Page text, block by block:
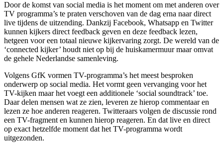
Door de komst van social media is het moment om met anderen over
TV programma’s te praten verschoven van de dag erna naar direct
live tijdens de uitzending. Dankzij Facebook, Whatsapp en Twitter
kunnen kijkers direct feedback geven en deze feedback lezen,
hetgeen voor een totaal nieuwe kijkervaring zorgt. De wereld van de
‘connected kijker’ houdt niet op bij de huiskamermuur maar omvat
de gehele Nederlandse samenleving.
Volgens GfK vormen TV-programma’s het meest besproken
onderwerp op social media. Het vormt geen vervanging voor het
TV-kijken maar het voegt een additionele ‘social soundtrack’ toe.
Daar delen mensen wat ze zien, leveren ze hierop commentaar en
lezen ze hoe anderen reageren. Twitteraars volgen de discussie rond
een TV-fragment en kunnen hierop reageren. En dat live en direct
op exact hetzelfde moment dat het TV-programma wordt
uitgezonden.